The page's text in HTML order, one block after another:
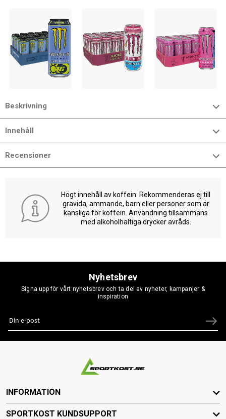
Beskrivning
Innehåll
Recensioner
Högt innehåll av koffein. Rekommenderas ej till
gravida, ammande, barn eller personer som är
känsliga för koffein. Användning tillsammans
med alkoholhaltiga drycker avråds.
Nyhetsbrev
Signa upp för vårt nyhetsbrev och ta del av nyheter, kampanjer &
inspiration
INFORMATION
SPORTKOST KUNDSUPPORT